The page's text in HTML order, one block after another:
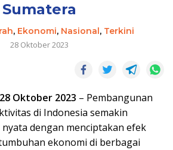
Sumatera
, Ekonomi, Nasional, Terkini
28 Oktober 2023
Oktober 2023 – Pembangunan
di Indonesia semakin
dengan menciptakan efek
ekonomi di berbagai